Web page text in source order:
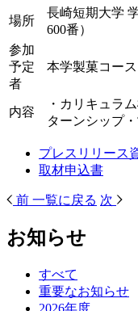
場所
長崎短期大学
600番）
参加
予定
者
本学製菓コー
内容
・カリキュラ
ターンシップ
プレスリリース
取材申込書
前 一覧に戻る 次
お知らせ
すべて
重要なお知らせ